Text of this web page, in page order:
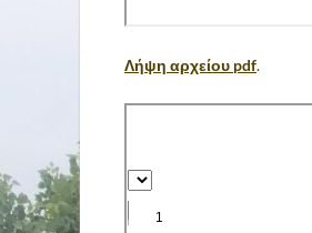
Λήψη αρχείου pdf.